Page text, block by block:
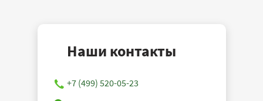
Наши контакты
+7 (499) 520-05-23